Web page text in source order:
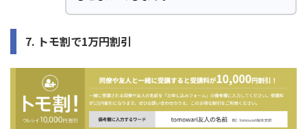
7. トモ割で1万円割引